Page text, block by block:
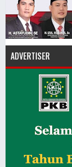
ADVERTISER